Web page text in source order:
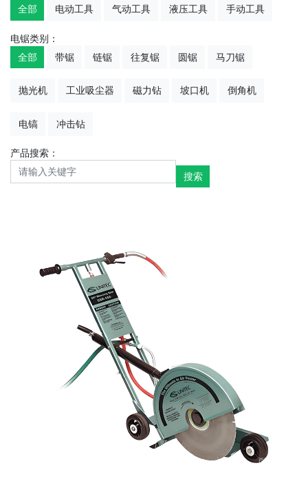
全部
电动工具 气动工具 液压工具 手动工具
电锯类别：
全部
带锯 链锯 往复锯 圆锯 马刀锯
抛光机 工业吸尘器 磁力钻 坡口机 倒角机
电镐 冲击钻
产品搜索：
搜索